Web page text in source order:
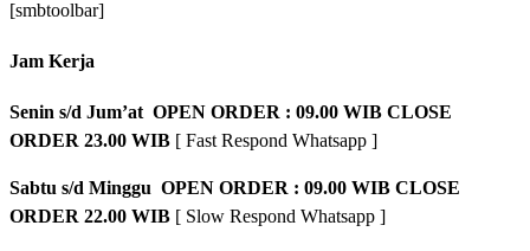
[smbtoolbar]
Jam Kerja
Senin s/d Jum’at OPEN ORDER : 09.00 WIB CLOSE
ORDER 23.00 WIB [ Fast Respond Whatsapp ]
Sabtu s/d Minggu OPEN ORDER : 09.00 WIB CLOSE
ORDER 22.00 WIB [ Slow Respond Whatsapp ]